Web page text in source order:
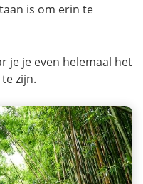
is om erin te
je je even helemaal het
zijn.